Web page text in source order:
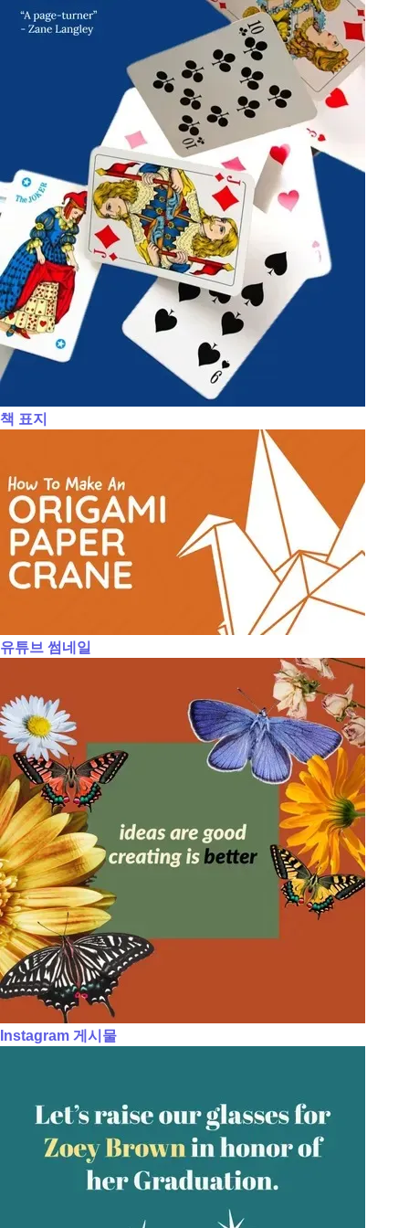
책 표지
유튜브 썸네일
Instagram 게시물